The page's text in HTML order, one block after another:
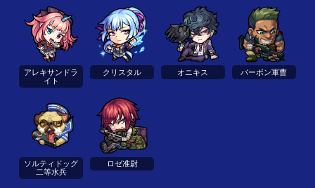
アレキサンドラ
イト
クリスタル オニキス バーボン軍曹
ソルティドッグ
二等水兵
ロゼ准尉